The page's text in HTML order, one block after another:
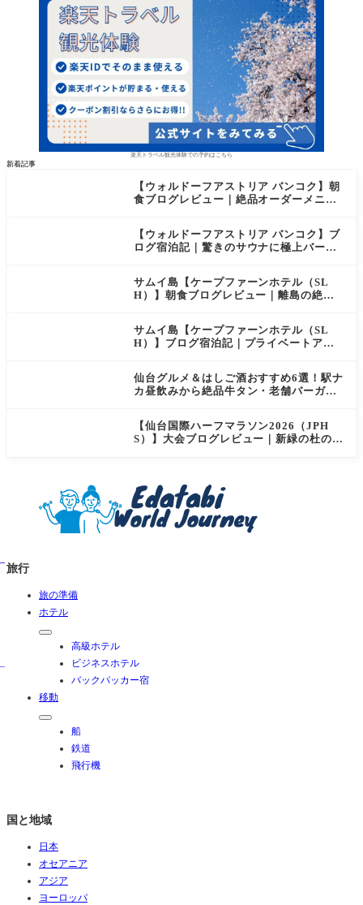
楽天トラベル観光体験での予約はこちら
新着記事
【ウォルドーフアストリア バンコク】朝
食ブログレビュー｜絶品オーダーメニュ
【ウォルドーフアストリア バンコク】ブ
ログ宿泊記｜驚きのサウナに極上バー＆
サムイ島【ケープファーンホテル（SL
H）】朝食ブログレビュー｜離島の絶景×
サムイ島【ケープファーンホテル（SL
H）】ブログ宿泊記｜プライベートアイ
仙台グルメ＆はしご酒おすすめ6選！駅ナ
カ昼飲みから絶品牛タン・老舗バーガー
【仙台国際ハーフマラソン2026（JPH
S）】大会ブログレビュー｜新緑の杜の都
旅行
旅の準備
ホテル
高級ホテル
ビジネスホテル
バックパッカー宿
移動
船
鉄道
飛行機
国と地域
日本
オセアニア
アジア
ヨーロッパ